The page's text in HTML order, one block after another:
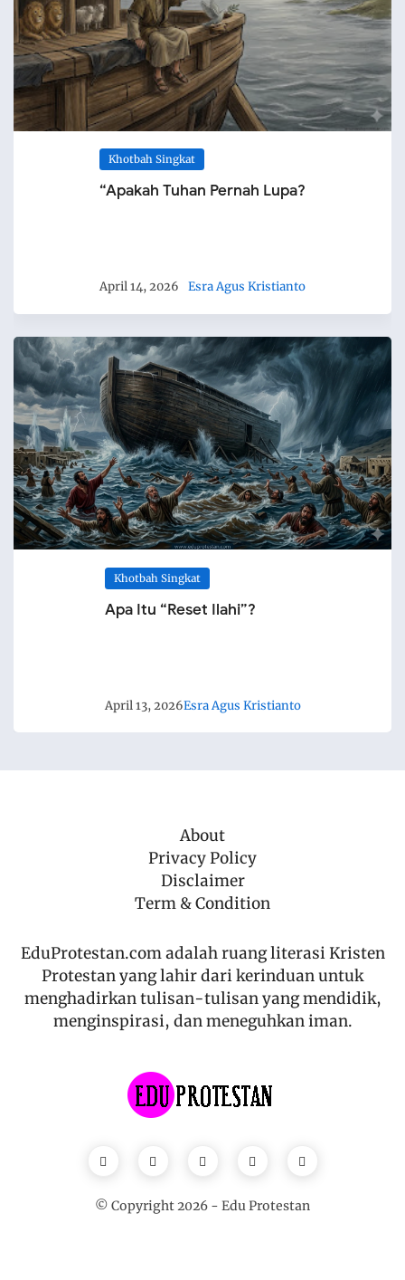
Khotbah Singkat
“Apakah Tuhan Pernah Lupa?
April 14, 2026 Esra Agus Kristianto
Khotbah Singkat
Apa Itu “Reset Ilahi”?
April 13, 2026Esra Agus Kristianto
About
Privacy Policy
Disclaimer
Term & Condition
EduProtestan.com adalah ruang literasi Kristen
Protestan yang lahir dari kerinduan untuk
menghadirkan tulisan-tulisan yang mendidik,
menginspirasi, dan meneguhkan iman.
© Copyright2026 - Edu Protestan